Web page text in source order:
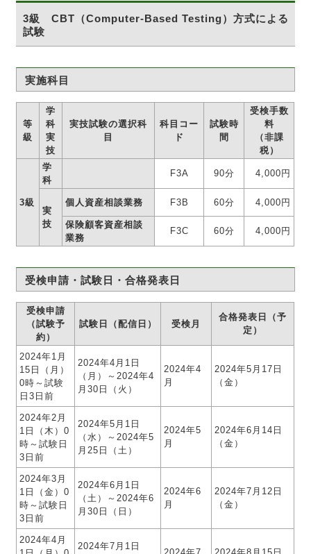
3級 CBT（Computer-Based Testing）方式による
試験
実施科目
等
級
学
科
実
技
実技試験の選択科
目
科目コー
ド
試験時
間
受検手数
料
（非課
税）
3級
学
科
F3A 90分 4,000円
実
技
個人資産相談業務 F3B 60分 4,000円
保険顧客資産相談
業務
F3C 60分 4,000円
受検申請・試験日・合格発表日
受検申請
（試験予
約）
試験日（配信日） 受検月
合格発表日（予
定）
2024年1月
15日（月）
0時～試験
日3日前
2024年4月1日
（月）～2024年4
月30日（火）
2024年4
月
2024年5月17日
（金）
2024年2月
1日（木）0
時～試験日
3日前
2024年5月1日
（水）～2024年5
月25日（土）
2024年5
月
2024年6月14日
（金）
2024年3月
1日（金）0
時～試験日
3日前
2024年6月1日
（土）～2024年6
月30日（日）
2024年6
月
2024年7月12日
（金）
2024年4月
2024年7月1日